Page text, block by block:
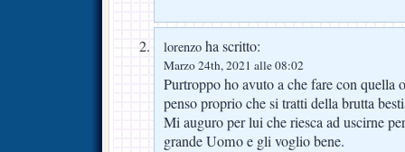
lorenzo ha scritto:
Marzo 24th, 2021 alle 08:02
Purtroppo ho avuto a che fare con quella
penso proprio che si tratti della brutta
Mi auguro per lui che riesca ad uscirne
grande Uomo e gli voglio bene.